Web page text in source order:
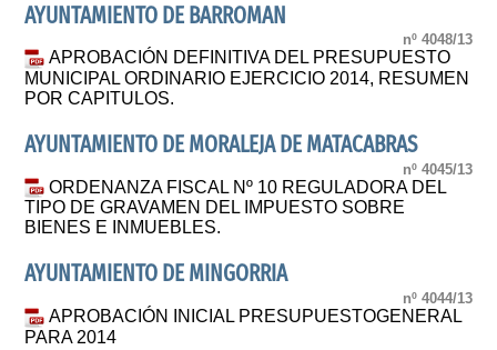
AYUNTAMIENTO DE BARROMAN
nº 4048/13
APROBACIÓN DEFINITIVA DEL PRESUPUESTO
MUNICIPAL ORDINARIO EJERCICIO 2014, RESUMEN
POR CAPITULOS.
AYUNTAMIENTO DE MORALEJA DE MATACABRAS
nº 4045/13
ORDENANZA FISCAL Nº 10 REGULADORA DEL
TIPO DE GRAVAMEN DEL IMPUESTO SOBRE
BIENES E INMUEBLES.
AYUNTAMIENTO DE MINGORRIA
nº 4044/13
APROBACIÓN INICIAL PRESUPUESTOGENERAL
PARA 2014